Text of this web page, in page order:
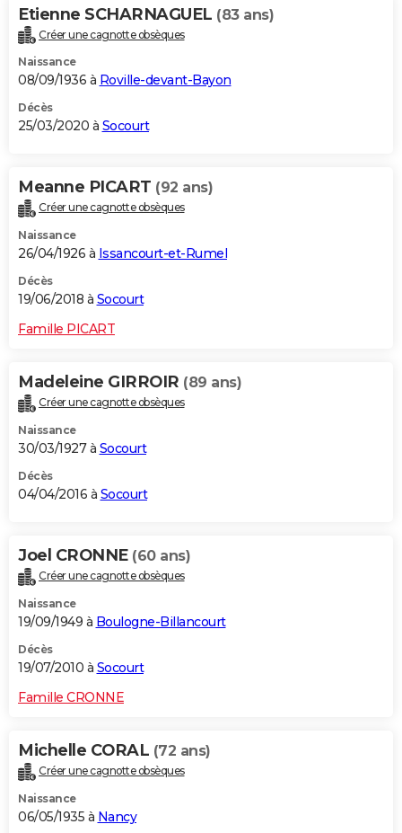
Etienne SCHARNAGUEL (83 ans)
Créer une cagnotte obsèques
Naissance
08/09/1936 à Roville-devant-Bayon
Décès
25/03/2020 à Socourt
Meanne PICART (92 ans)
Créer une cagnotte obsèques
Naissance
26/04/1926 à Issancourt-et-Rumel
Décès
19/06/2018 à Socourt
Famille PICART
Madeleine GIRROIR (89 ans)
Créer une cagnotte obsèques
Naissance
30/03/1927 à Socourt
Décès
04/04/2016 à Socourt
Joel CRONNE (60 ans)
Créer une cagnotte obsèques
Naissance
19/09/1949 à Boulogne-Billancourt
Décès
19/07/2010 à Socourt
Famille CRONNE
Michelle CORAL (72 ans)
Créer une cagnotte obsèques
Naissance
06/05/1935 à Nancy